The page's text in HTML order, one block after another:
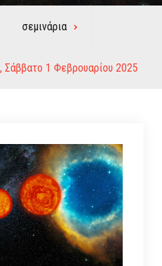
σεμινάρια
Σάββατο 1 Φεβρουαρίου 2025